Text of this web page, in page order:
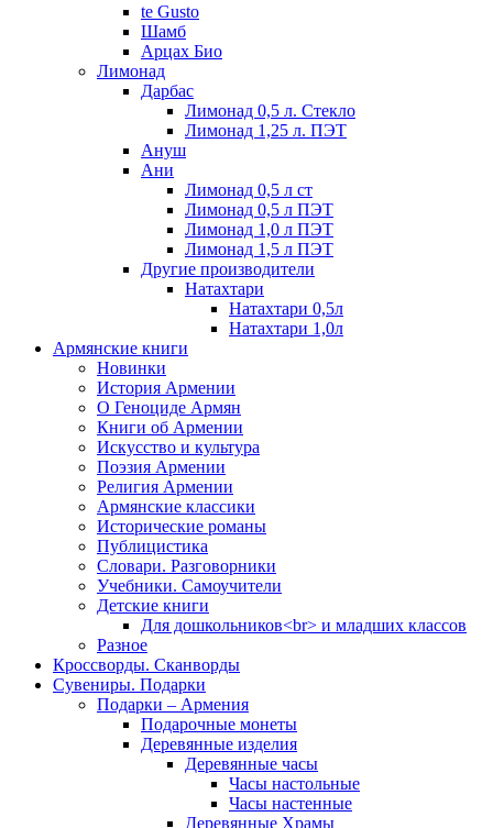
te Gusto
Шамб
Арцах Био
Лимонад
Дарбас
Лимонад 0,5 л. Стекло
Лимонад 1,25 л. ПЭТ
Ануш
Ани
Лимонад 0,5 л ст
Лимонад 0,5 л ПЭТ
Лимонад 1,0 л ПЭТ
Лимонад 1,5 л ПЭТ
Другие производители
Натахтари
Натахтари 0,5л
Натахтари 1,0л
Армянские книги
Новинки
История Армении
О Геноциде Армян
Книги об Армении
Иcкусство и культура
Поэзия Армении
Религия Армении
Армянские классики
Исторические романы
Публицистика
Словари. Разговорники
Учебники. Самоучители
Детские книги
Для дошкольников<br> и младших классов
Разное
Кроссворды. Сканворды
Сувениры. Подарки
Подарки – Армения
Подарочные монеты
Деревянные изделия
Деревянные часы
Часы настольные
Часы настенные
Деревянные Храмы